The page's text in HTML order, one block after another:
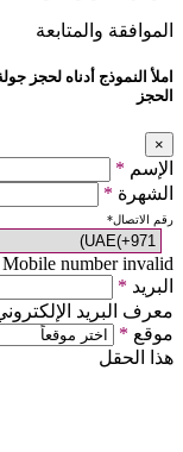
الموافقة والمتابعة
املأ النموذج أدناه لحجز
الحجز
×
الإسم *
الشهرة *
رقم الاتصال*
Mobile number invalid
البريد *
معرف البريد
موقع *
هذا الحقل